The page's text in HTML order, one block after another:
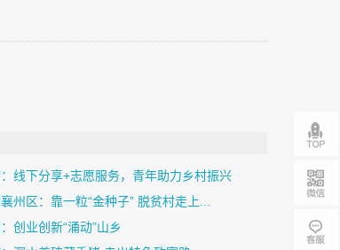
线下分享+志愿服务，青年助力乡村振兴
州区：靠一粒“金种子” 脱贫村走上...
创业创新“涌动”山乡